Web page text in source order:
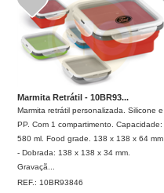
Marmita Retrátil - 10BR93...
Marmita retrátil personalizada. Silicone e
PP. Com 1 compartimento. Capacidade:
580 ml. Food grade. 138 x 138 x 64 mm
- Dobrada: 138 x 138 x 34 mm.
Gravaçã...
REF.:10BR93846